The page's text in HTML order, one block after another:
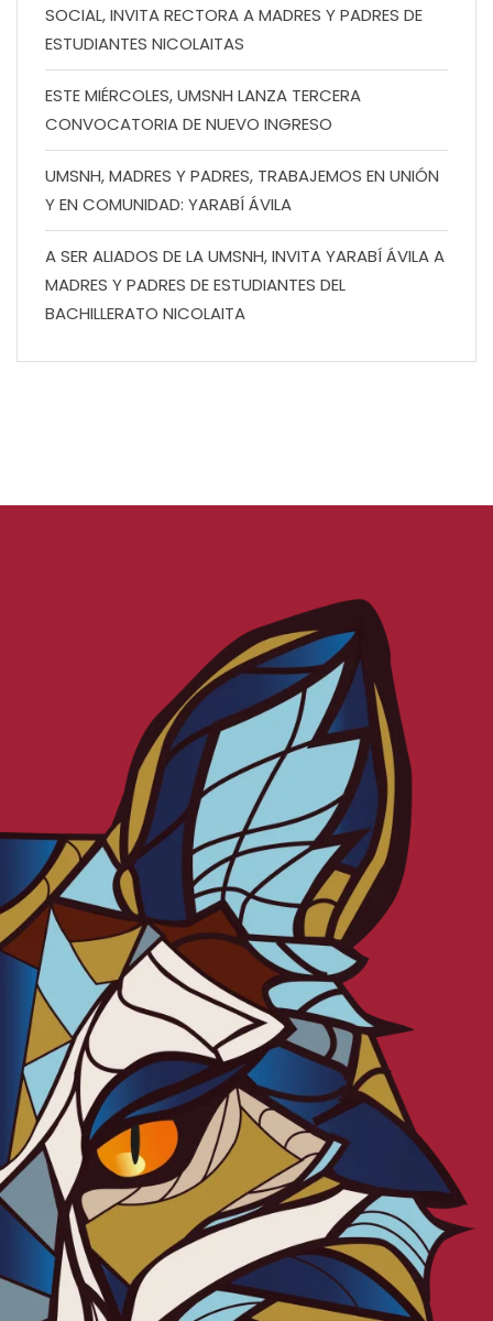
SOCIAL, INVITA RECTORA A MADRES Y PADRES DE
ESTUDIANTES NICOLAITAS
ESTE MIÉRCOLES, UMSNH LANZA TERCERA
CONVOCATORIA DE NUEVO INGRESO
UMSNH, MADRES Y PADRES, TRABAJEMOS EN UNIÓN
Y EN COMUNIDAD: YARABÍ ÁVILA
A SER ALIADOS DE LA UMSNH, INVITA YARABÍ ÁVILA A
MADRES Y PADRES DE ESTUDIANTES DEL
BACHILLERATO NICOLAITA